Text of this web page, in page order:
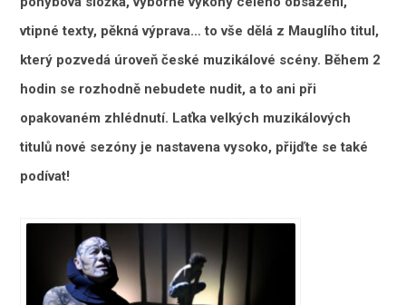
vtipné texty, pěkná výprava… to vše dělá z Mauglího titul,
který pozvedá úroveň české muzikálové scény. Během 2
hodin se rozhodně nebudete nudit, a to ani při
opakovaném zhlédnutí. Laťka velkých muzikálových
titulů nové sezóny je nastavena vysoko, přijďte se také
podívat!